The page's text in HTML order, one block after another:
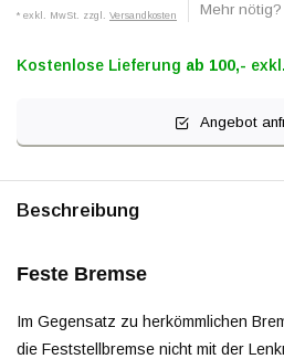
* exkl. MwSt. zzgl. Versandkosten Mehr nötig?
Kostenlose Lieferung ab 100,-
Angebot
Beschreibung
Feste Bremse
Im Gegensatz zu herkömmlichen
die Feststellbremse nicht mit der